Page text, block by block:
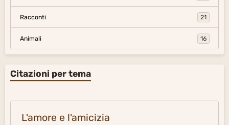
Racconti 21
Animali 16
Citazioni per tema
L'amore e l'amicizia